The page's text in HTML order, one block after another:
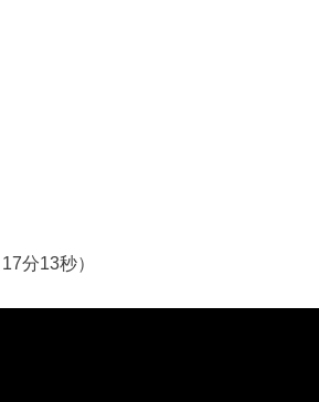
分13秒）